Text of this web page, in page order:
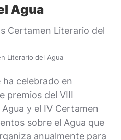
Agua
Literario del Agua
ha celebrado en
premios del VIII
y el IV Certamen
sobre el Agua que
anualmente para